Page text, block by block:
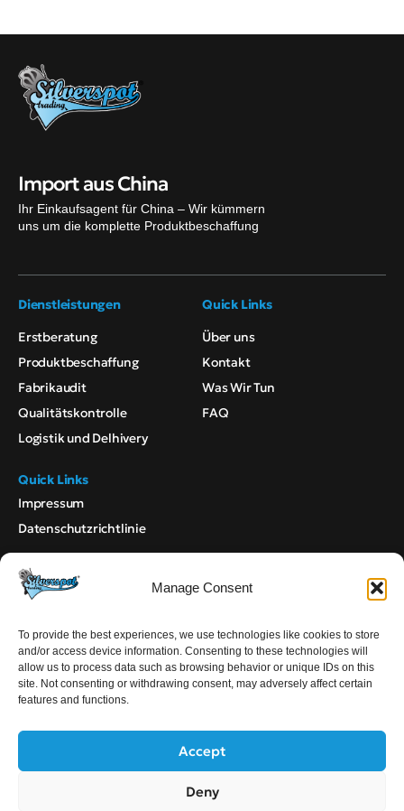
Manage Consent
To provide the best experiences, we use technologies like cookies to store
and/or access device information. Consenting to these technologies will
allow us to process data such as browsing behavior or unique IDs on this
site. Not consenting or withdrawing consent, may adversely affect certain
features and functions.
Accept
Deny
Import aus China
Ihr Einkaufsagent für China – Wir kümmern
uns um die komplette Produktbeschaffung
Dienstleistungen
Erstberatung
Produktbeschaffung
Fabrikaudit
Qualitätskontrolle
Logistik und Delhivery
Quick Links
Über uns
Kontakt
Was Wir Tun
FAQ
Impressum
Datenschutzrichtlinie
© 2026
Quick Links
EN DE
Links zu sozialen Medien